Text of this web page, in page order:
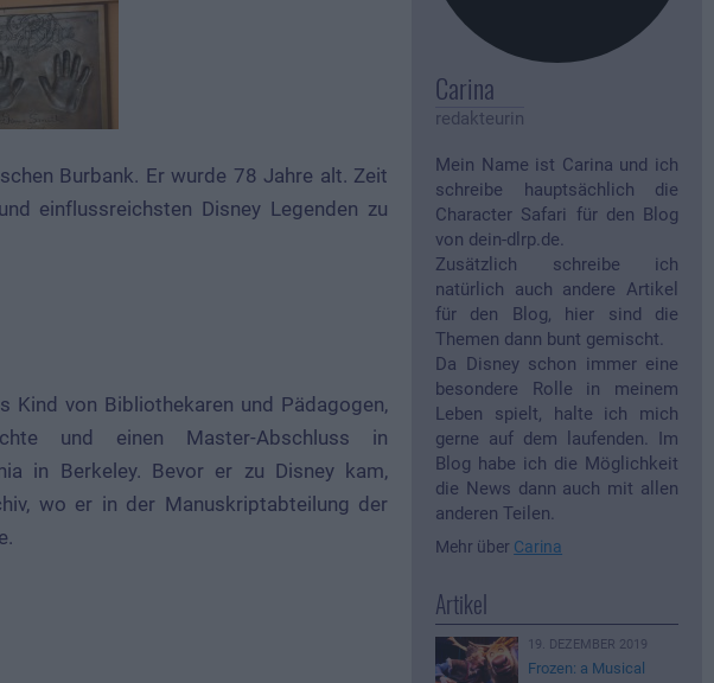
Burbank. Er wurde 78 Jahre alt. Zeit
einflussreichsten Disney Legenden zu
Kind von Bibliothekaren und Pädagogen,
und einen Master-Abschluss in
in Berkeley. Bevor er zu Disney kam,
wo er in der Manuskriptabteilung der
Carina
redakteurin
Mein Name ist Carina und ich
schreibe hauptsächlich die
Character Safari für den Blog
von dein-dlrp.de.
Zusätzlich schreibe ich
natürlich auch andere Artikel
für den Blog, hier sind die
Themen dann bunt gemischt.
Da Disney schon immer eine
besondere Rolle in meinem
Leben spielt, halte ich mich
gerne auf dem laufenden. Im
Blog habe ich die Möglichkeit
die News dann auch mit allen
anderen Teilen.
Mehr über Carina
Artikel
19. DEZEMBER 2019
Frozen: a Musical